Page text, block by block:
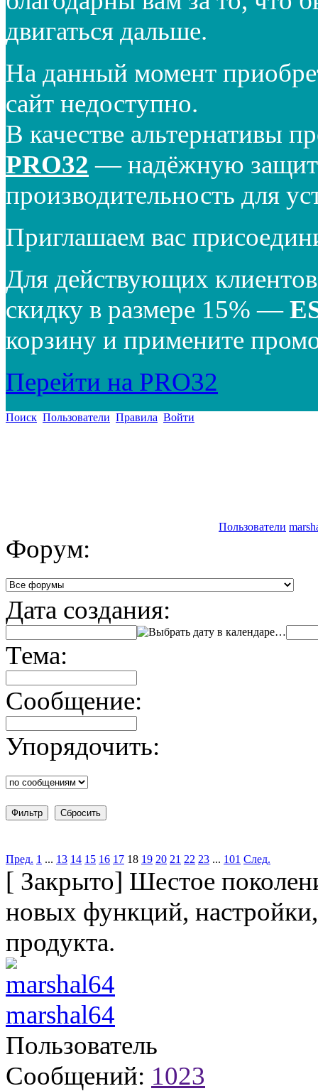
двигаться дальше.
На данный момент
сайт недоступно.
В качестве альтернативы
PRO32 — надёжную
производительность для
Приглашаем вас
Для действующих
скидку в размере 15% —
корзину и примените
Перейти на PRO32
Поиск Пользователи Правила Войти
Пользователи
Форум:
Дата создания:
…
Тема:
Сообщение:
Упорядочить:
Пред. 1 ... 13 14 15 16 17 18 19 20 21 22 23 ... 101 След.
[ Закрыто] Шестое
новых функций,
продукта.
marshal64
Пользователь
Сообщений: 1023